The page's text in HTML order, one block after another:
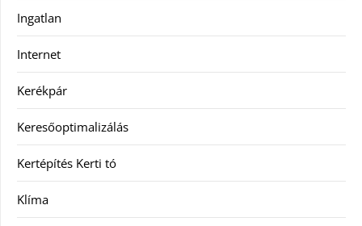
Ingatlan
Internet
Kerékpár
Keresőoptimalizálás
Kertépítés Kerti tó
Klíma